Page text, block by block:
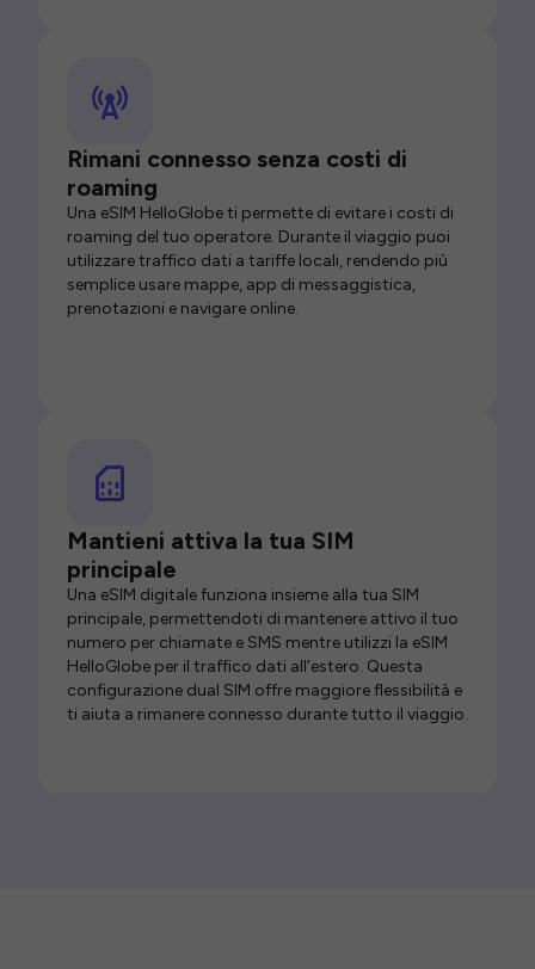
Rimani connesso senza costi di
roaming
Una eSIM HelloGlobe ti permette di evitare i costi di
roaming del tuo operatore. Durante il viaggio puoi
utilizzare traffico dati a tariffe locali, rendendo più
semplice usare mappe, app di messaggistica,
prenotazioni e navigare online.
Mantieni attiva la tua SIM
principale
Una eSIM digitale funziona insieme alla tua SIM
principale, permettendoti di mantenere attivo il tuo
numero per chiamate e SMS mentre utilizzi la eSIM
HelloGlobe per il traffico dati all’estero. Questa
configurazione dual SIM offre maggiore flessibilità e
ti aiuta a rimanere connesso durante tutto il viaggio.